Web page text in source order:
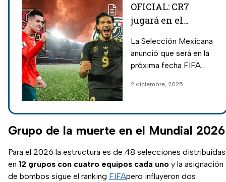
OFICIAL: CR7
jugará en el
Selección; fecha
del México vs
La Selección Mexicana
anunció que será en la
próxima fecha FIFA
México vs Portugal y el
cara al Mundial 2026.
2 diciembre, 2025
Grupo de la muerte en el Mundial 2026
Para el 2026 la estructura es de 48 selecciones distribuidas
en 12 grupos con cuatro equipos cada uno y la asignación
de bombos sigue el ranking FIFApero influyeron dos